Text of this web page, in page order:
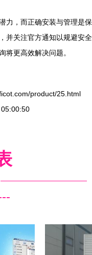
力，而正确安装与管理是保
并关注官方通知以规避安全
将更高效解决问题。
product/25.html